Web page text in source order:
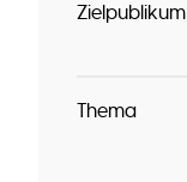
Zielpublikum
Thema